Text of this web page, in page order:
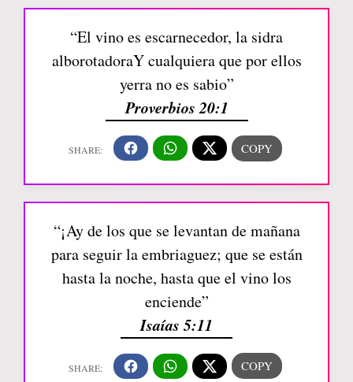
“El vino es escarnecedor, la sidra
alborotadoraY cualquiera que por ellos
yerra no es sabio”
Proverbios 20:1
“¡Ay de los que se levantan de mañana
para seguir la embriaguez; que se están
hasta la noche, hasta que el vino los
enciende”
Isaías 5:11